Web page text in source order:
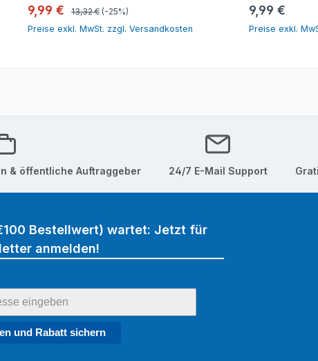
Verkaufspreis:
9,99 € Regulärer Preis:
13,32 € (-25%)
Preise exkl. MwSt. zzgl. Versandkosten
Regulärer
9,99 €
Preise exkl.
& öffentliche Auftraggeber 24/7 E-Mail Support
Bestellwert) wartet: Jetzt für
anmelden!
und Rabatt sichern